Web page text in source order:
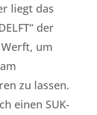
liegt das
der
um
zu lassen.
einen SUK-